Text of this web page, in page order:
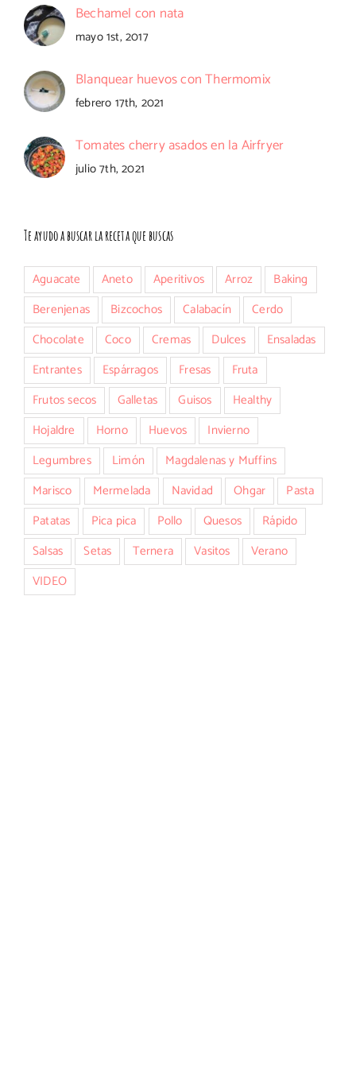
Bechamel con nata
mayo 1st, 2017
Blanquear huevos con Thermomix
febrero 17th, 2021
Tomates cherry asados en la Airfryer
julio 7th, 2021
Te ayudo a buscar la receta que buscas
Aguacate Aneto Aperitivos Arroz
Baking
Berenjenas
Bizcochos Calabacín
Cerdo
Chocolate
Coco Cremas Dulces
Ensaladas
Entrantes
Espárragos Fresas
Fruta
Frutos secos
Galletas Guisos
Healthy
Hojaldre
Horno Huevos
Invierno
Legumbres
Limón
Magdalenas y Muffins
Marisco
Mermelada Navidad Ohgar
Pasta
Patatas
Pica pica Pollo Quesos
Rápido
Salsas
Setas Ternera Vasitos
Verano
VIDEO